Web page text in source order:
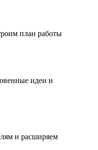
план работы
идеи и
и расширяем